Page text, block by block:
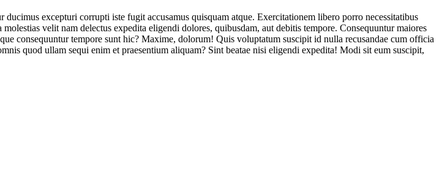
excepturi corrupti iste fugit accusamus quisquam atque. Exercitationem libero porro necessitatibus
velit nam delectus expedita eligendi dolores, quibusdam, aut debitis tempore. Consequuntur maiores
consequuntur tempore sunt hic? Maxime, dolorum! Quis voluptatum suscipit id nulla recusandae cum officia
quod ullam sequi enim et praesentium aliquam? Sint beatae nisi eligendi expedita! Modi sit eum suscipit,